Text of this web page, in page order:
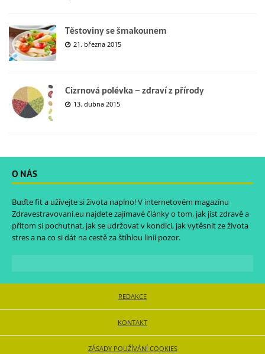
Těstoviny se šmakounem
21. března 2015
Cizrnová polévka – zdraví z přírody
13. dubna 2015
O NÁS
Buďte fit a užívejte si života naplno! V internetovém magazínu
Zdravestravovani.eu najdete zajímavé články o tom, jak jíst zdravě a
přitom si pochutnat, jak se udržovat v kondici, jak vytěsnit ze života
stres a na co si dát na cestě za štíhlou linií pozor.
REDAKCE
KONTAKT
ZÁSADY POUŽÍVÁNÍ COOKIES